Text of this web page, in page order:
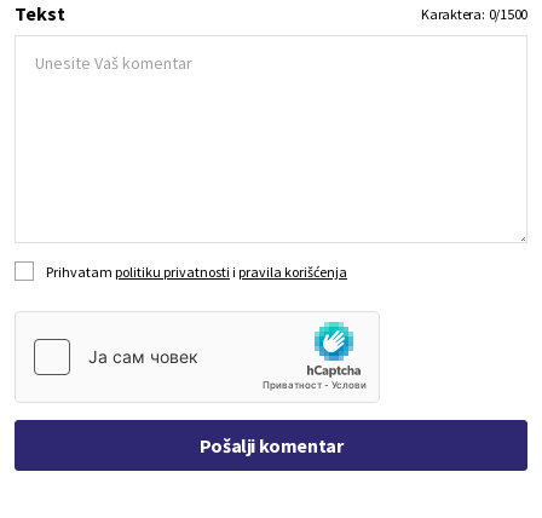
Tekst Karaktera: 0/1500
Prihvatam politiku privatnosti i pravila korišćenja
Pošalji komentar